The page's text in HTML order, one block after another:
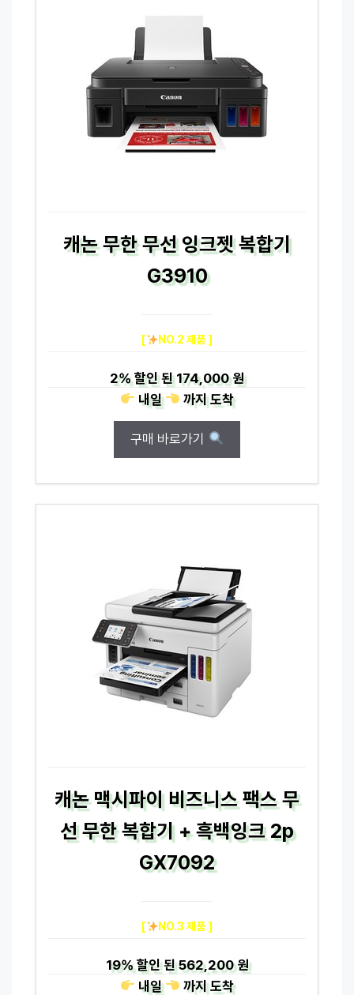
캐논 무한 무선 잉크젯 복합기
G3910
[ NO.2 제품 ]
2%할인 된174,000 원
내일
까지도착
구매 바로가기
캐논 맥시파이 비즈니스 팩스 무
선 무한 복합기 + 흑백잉크 2p
GX7092
[ NO.3 제품 ]
19%할인 된562,200 원
내일
까지도착